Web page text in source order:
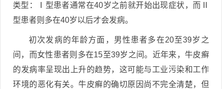
类型：Ⅰ型患者通常在40岁之前就开始出现症状，而Ⅱ
型患者则多在40岁以后才会发病。
初次发病的年龄方面，男性患者多在20至39岁之
间，而女性患者则多在15至39岁之间。近年来，牛皮癣
的发病率呈现出上升的趋势，这可能与工业污染和工作
环境的恶化有关。牛皮癣的确切原因尚不完全清楚，但